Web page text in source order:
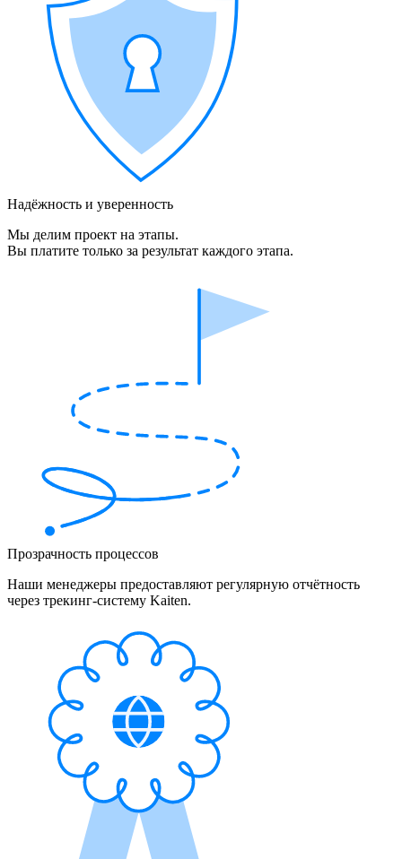
Надёжность и уверенность
Мы делим проект на этапы.
Вы платите только за результат каждого этапа.
Прозрачность процессов
Наши менеджеры предоставляют регулярную отчётность
через трекинг-систему Kaiten.